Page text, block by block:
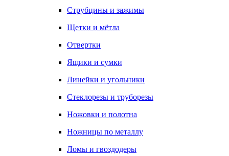
Струбцины и зажимы
Щетки и мётла
Отвертки
Ящики и сумки
Линейки и угольники
Стеклорезы и труборезы
Ножовки и полотна
Ножницы по металлу
Ломы и гвоздодеры